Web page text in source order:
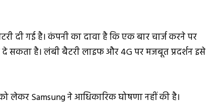
दी गई है। कंपनी का दावा है कि एक बार चार्ज करने पर
है। लंबी बैटरी लाइफ और 4G पर मजबूत प्रदर्शन इसे
लेकर Samsung ने आधिकारिक घोषणा नहीं की है।